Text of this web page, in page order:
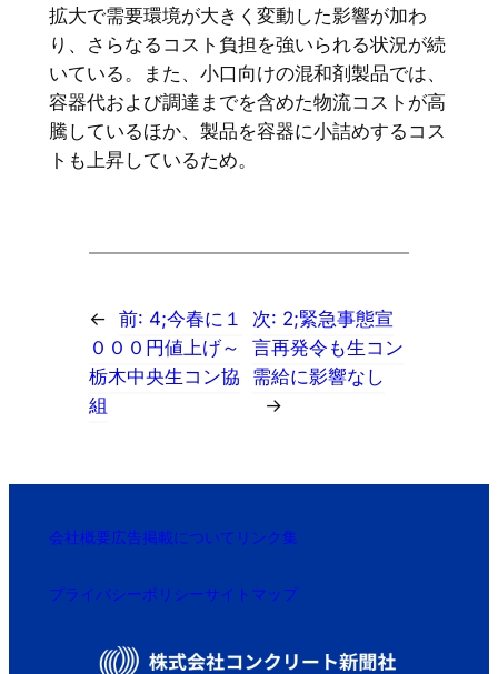
拡大で需要環境が大きく変動した影響が加わ
り、さらなるコスト負担を強いられる状況が続
いている。また、小口向けの混和剤製品では、
容器代および調達までを含めた物流コストが高
騰しているほか、製品を容器に小詰めするコス
トも上昇しているため。
← 前: 4;今春に１
０００円値上げ～
栃木中央生コン協
組
次: 2;緊急事態宣
言再発令も生コン
需給に影響なし
→
会社概要広告掲載について リンク集
プライバシーポリシーサイトマップ